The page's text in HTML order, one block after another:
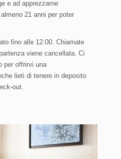
e ad apprezzarne
21 anni per poter
fino alle 12:00. Chiamate
viene cancellata. Ci
per offrirvi una
lieti di tenere in deposito
out.